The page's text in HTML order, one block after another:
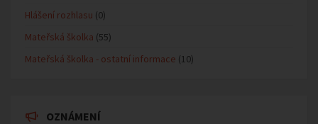
Hlášení rozhlasu (0)
Mateřská školka (55)
Mateřská školka - ostatní informace (10)
OZNÁMENÍ